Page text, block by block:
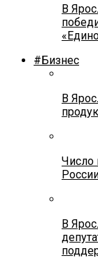
В
#Бизнес
В
Число
В